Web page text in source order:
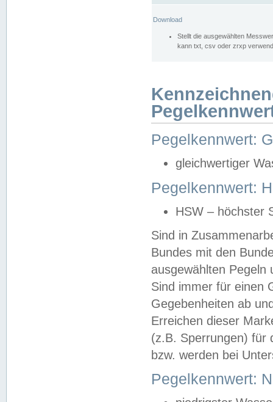
Download
Stellt die ausgewählten
kann txt, csv oder zrxp
Pegelkennwert:
gleichwertiger
Pegelkennwert:
HSW – höchster
Sind in
Bundes mit den
ausgewählten
Sind immer für einen
Gegebenheiten ab
Erreichen dieser
(z.B. Sperrungen) für
bzw. werden bei
Pegelkennwert: